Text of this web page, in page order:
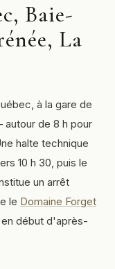
Baie-
La
à la gare de
de 8 h pour
halte technique
10 h 30, puis le
un arrêt
le Domaine Forget
début d'après-